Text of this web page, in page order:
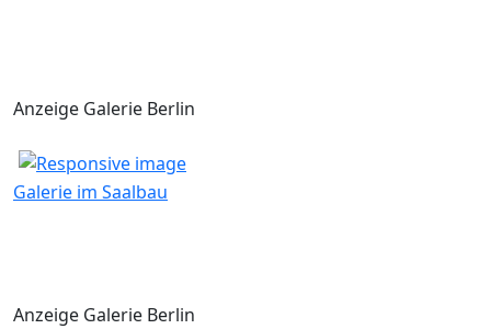
Anzeige Galerie Berlin
Galerie im Saalbau
Anzeige Galerie Berlin